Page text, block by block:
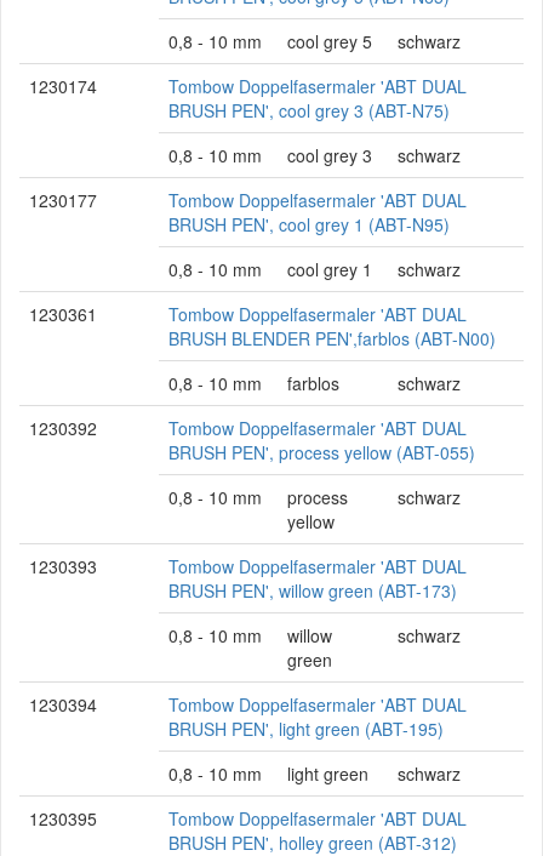
0,8 - 10 mm
cool grey 5
schwarz
1230174
Tombow Doppelfasermaler 'ABT DUAL
BRUSH PEN', cool grey 3 (ABT-N75)
0,8 - 10 mm
cool grey 3
schwarz
1230177
Tombow Doppelfasermaler 'ABT DUAL
BRUSH PEN', cool grey 1 (ABT-N95)
0,8 - 10 mm
cool grey 1
schwarz
1230361
Tombow Doppelfasermaler 'ABT DUAL
BRUSH BLENDER PEN',farblos (ABT-N00)
0,8 - 10 mm
farblos
schwarz
1230392
Tombow Doppelfasermaler 'ABT DUAL
BRUSH PEN', process yellow (ABT-055)
0,8 - 10 mm
process
yellow
schwarz
1230393
Tombow Doppelfasermaler 'ABT DUAL
BRUSH PEN', willow green (ABT-173)
0,8 - 10 mm
willow
green
schwarz
1230394
Tombow Doppelfasermaler 'ABT DUAL
BRUSH PEN', light green (ABT-195)
0,8 - 10 mm
light green
schwarz
1230395
Tombow Doppelfasermaler 'ABT DUAL
BRUSH PEN', holley green (ABT-312)